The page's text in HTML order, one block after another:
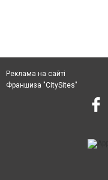
Реклама на сайті
Франшиза "CitySites"